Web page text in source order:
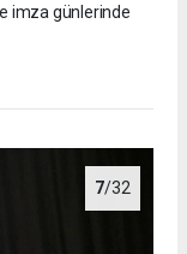
imza günlerinde
7/32